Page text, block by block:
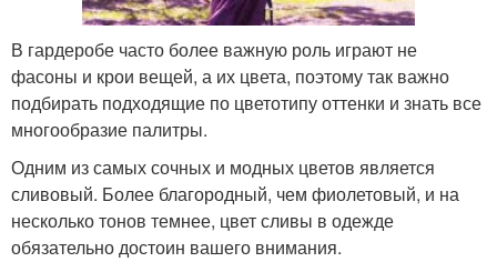
В гардеробе часто более важную роль играют не
фасоны и крои вещей, а их цвета, поэтому так важно
подбирать подходящие по цветотипу оттенки и знать все
многообразие палитры.
Одним из самых сочных и модных цветов является
сливовый. Более благородный, чем фиолетовый, и на
несколько тонов темнее, цвет сливы в одежде
обязательно достоин вашего внимания.